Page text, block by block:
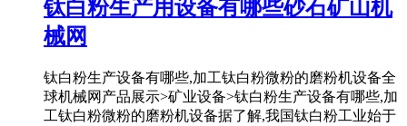
钛白粉生产用设备有哪些砂石矿山机
械网
钛白粉生产设备有哪些,加工钛白粉微粉的磨粉机设备全
球机械网产品展示>矿业设备>钛白粉生产设备有哪些,加
工钛白粉微粉的磨粉机设备据了解,我国钛白粉工业始于